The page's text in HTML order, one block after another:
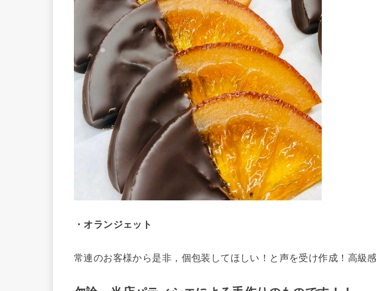
・オランジェット
常連のお客様から是非，個包装してほしい！と声を受け作成！高級感